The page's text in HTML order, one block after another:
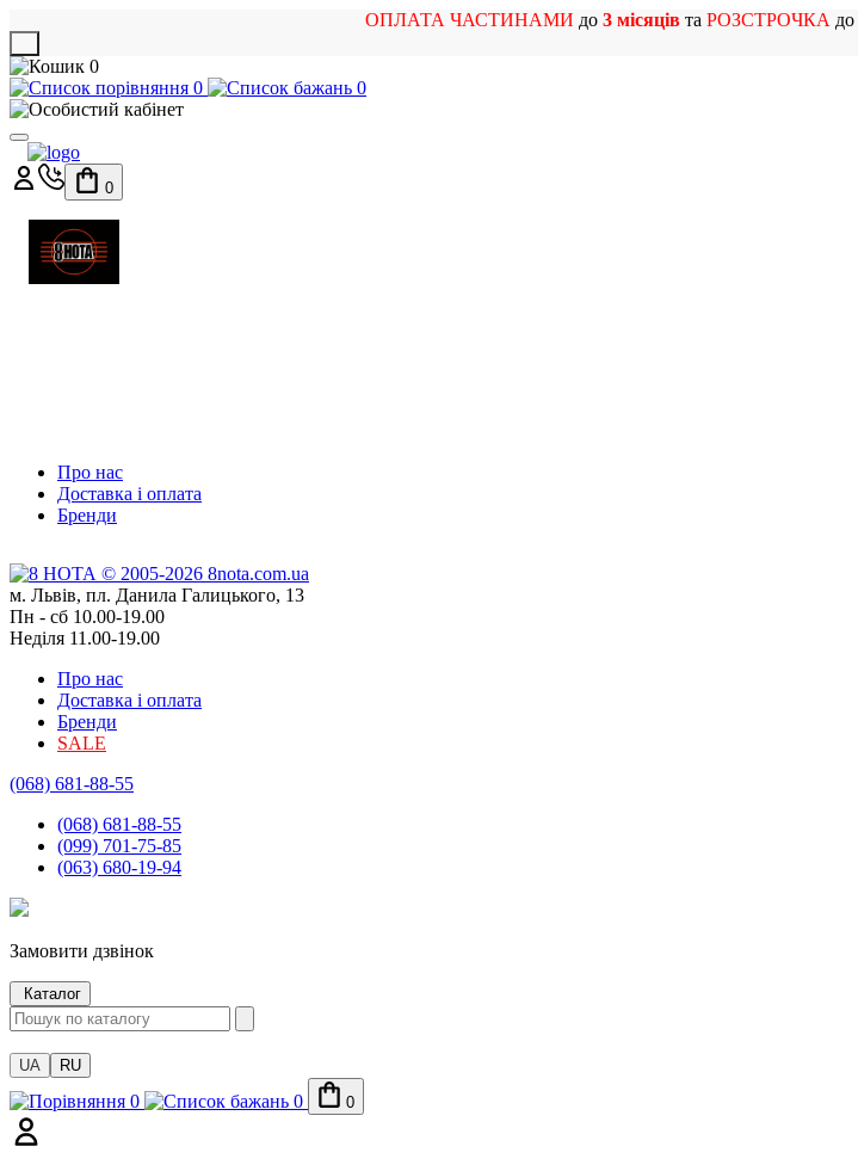
ОПЛАТА ЧАСТИНАМИ до 3 місяцівта РОЗСТРОЧКА до
0
0
0
0
Про нас
Доставка і оплата
Бренди
м. Львів, пл. Данила Галицького, 13
Пн - сб 10.00-19.00
Неділя 11.00-19.00
Про нас
Доставка і оплата
Бренди
SALE
(068) 681-88-55
(068) 681-88-55
(099) 701-75-85
(063) 680-19-94
Замовити дзвінок
Каталог
UA RU
0 0 0